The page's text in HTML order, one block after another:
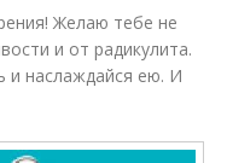
Желаю тебе не
и от радикулита.
и наслаждайся ею. И